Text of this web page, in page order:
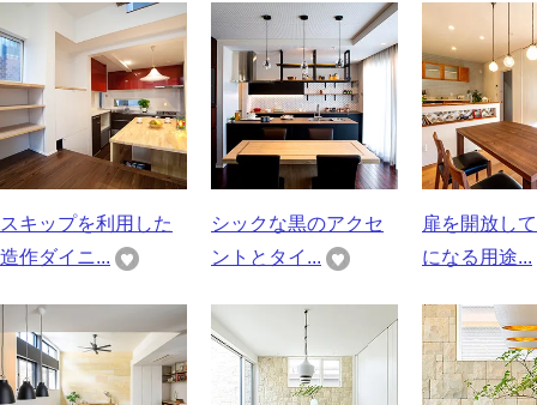
スキップを利用した
造作ダイニ...
シックな黒のアクセ
ントとタイ...
扉を開放し
になる用途...